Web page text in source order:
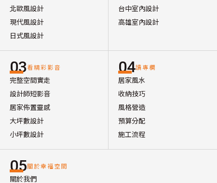
北歐風設計
現代風設計
日式風設計
台中室內設計
高雄室內設計
03看精彩影音
完整空間實走
設計師短影音
居家佈置靈感
大坪數設計
小坪數設計
04讀專欄
居家風水
收納技巧
風格營造
預算分配
施工流程
05關於幸福空間
關於我們